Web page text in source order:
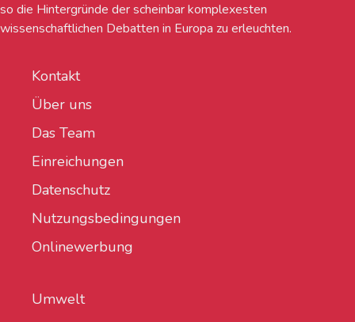
so die Hintergründe der scheinbar komplexesten
wissenschaftlichen Debatten in Europa zu erleuchten.
Kontakt
Über uns
Das Team
Einreichungen
Datenschutz
Nutzungsbedingungen
Onlinewerbung
Umwelt